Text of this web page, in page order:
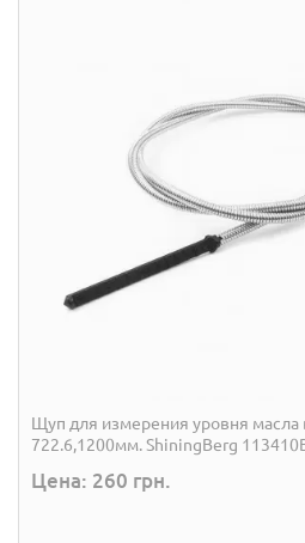
Щуп для измерения уровня масла
722.6,1200мм. ShiningBerg
Цена: 260 грн.